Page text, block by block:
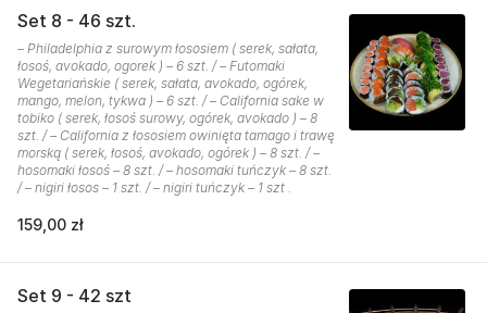
Set 8 - 46 szt.
– Philadelphia z surowym łososiem ( serek, sałata,
łosoś, avokado, ogorek ) – 6 szt. / – Futomaki
Wegetariańskie ( serek, sałata, avokado, ogórek,
mango, melon, tykwa ) – 6 szt. / – California sake w
tobiko ( serek, łosoś surowy, ogórek, avokado ) – 8
szt. / – California z łososiem owinięta tamago i trawę
morską ( serek, łosoś, avokado, ogórek ) – 8 szt. / –
hosomaki łosoś – 8 szt. / – hosomaki tuńczyk – 8 szt.
/ – nigiri łosos – 1 szt. / – nigiri tuńczyk – 1 szt .
159,00 zł
Set 9 - 42 szt